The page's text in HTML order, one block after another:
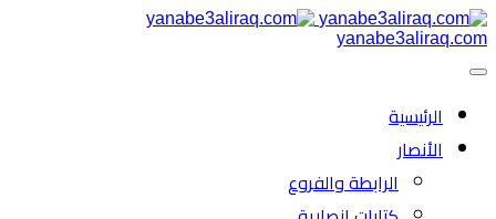
yanabe3aliraq.com
الرئیسية
الأنصار
الرابطة والفروع